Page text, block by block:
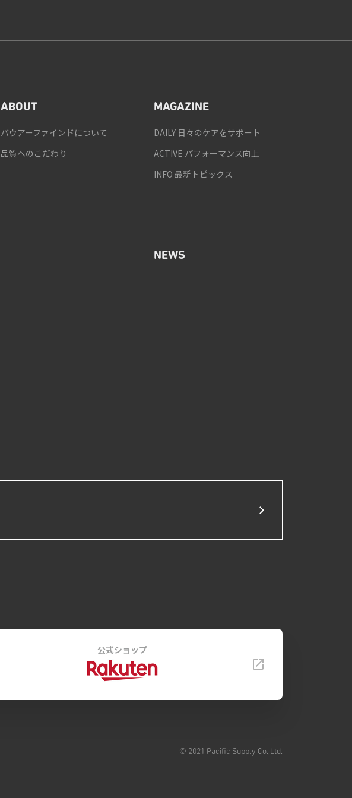
ABOUT
バウアーファインドについて
品質へのこだわり
MAGAZINE
DAILY 日々のケアをサポート
ACTIVE パフォーマンス向上
INFO 最新トピックス
NEWS
公式ショップ
© 2021 Pacific Supply Co.,Ltd.